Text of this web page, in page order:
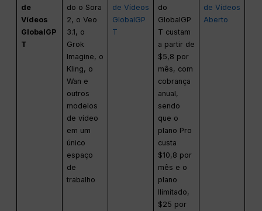
de
Vídeos
GlobalGP
T
do o Sora
2, o Veo
3.1, o
Grok
Imagine, o
Kling, o
Wan e
outros
modelos
de vídeo
em um
único
espaço
de
trabalho
de Vídeos
GlobalGP
T
do
GlobalGP
T custam
a partir de
$5,8 por
mês, com
cobrança
anual,
sendo
que o
plano Pro
custa
$10,8 por
mês e o
plano
Ilimitado,
$25 por
de Vídeos
Aberto